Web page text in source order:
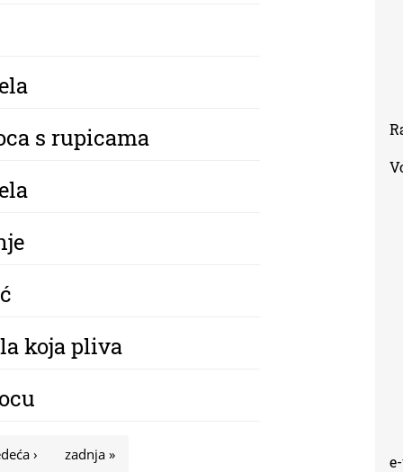
s rupicama
koja pliva
› zadnja »